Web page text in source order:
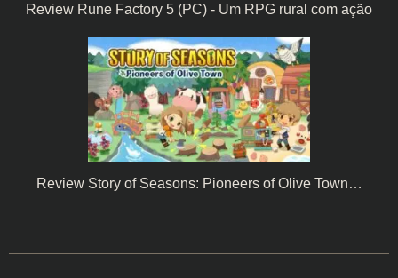
Review Rune Factory 5 (PC) - Um RPG rural com ação
Review Story of Seasons: Pioneers of Olive Town…